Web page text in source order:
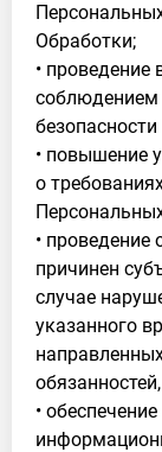
Обработки;
• проведение
соблюдением
• повышение
о
•
причинен
случае
указанного
•